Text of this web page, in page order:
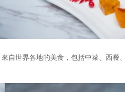
自世界各地的美食，包括中菜、西餐